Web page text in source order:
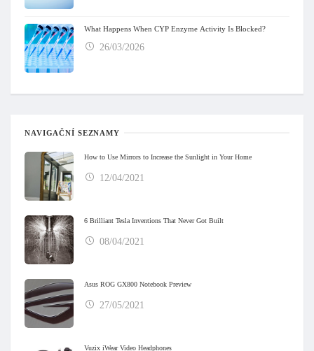
What Happens When CYP Enzyme Activity Is Blocked?
26/03/2026
NAVIGAČNÍ SEZNAMY
How to Use Mirrors to Increase the Sunlight in Your Home
12/04/2021
6 Brilliant Tesla Inventions That Never Got Built
08/04/2021
Asus ROG GX800 Notebook Preview
27/05/2021
Vuzix iWear Video Headphones